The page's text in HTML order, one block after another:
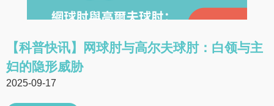
【科普快讯】网球肘与高尔夫球肘：白领与主
妇的隐形威胁
2025-09-17